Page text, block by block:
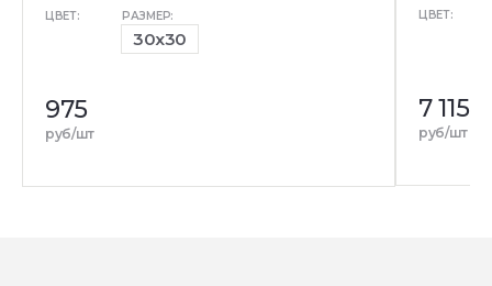
ЦВЕТ: РАЗМЕР:
30x30
975
руб/шт
ЦВЕТ:
7 115
руб/шт